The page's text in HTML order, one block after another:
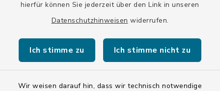
hierfür können Sie jederzeit über den Link in unseren
Datenschutzhinweisen widerrufen.
Ich stimme zu Ich stimme nicht zu
Wir weisen darauf hin, dass wir technisch notwendige
Kontakt